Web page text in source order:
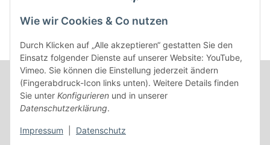
Wie wir Cookies & Co nutzen
Durch Klicken auf „Alle akzeptieren“ gestatten Sie den
Einsatz folgender Dienste auf unserer Website: YouTube,
Vimeo. Sie können die Einstellung jederzeit ändern
(Fingerabdruck-Icon links unten). Weitere Details finden
Sie unter Konfigurieren und in unserer
Datenschutzerklärung.
Impressum Datenschutz
Kontakt